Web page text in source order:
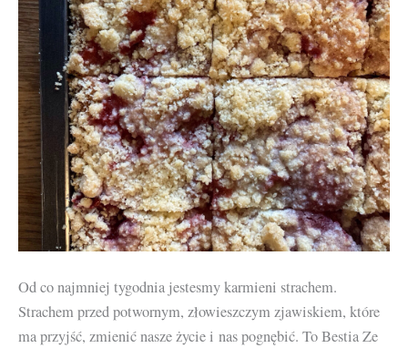
Od co najmniej tygodnia jestesmy karmieni strachem.
Strachem przed potwornym, złowieszczym zjawiskiem, które
ma przyjść, zmienić nasze życie i nas pognębić. To Bestia Ze